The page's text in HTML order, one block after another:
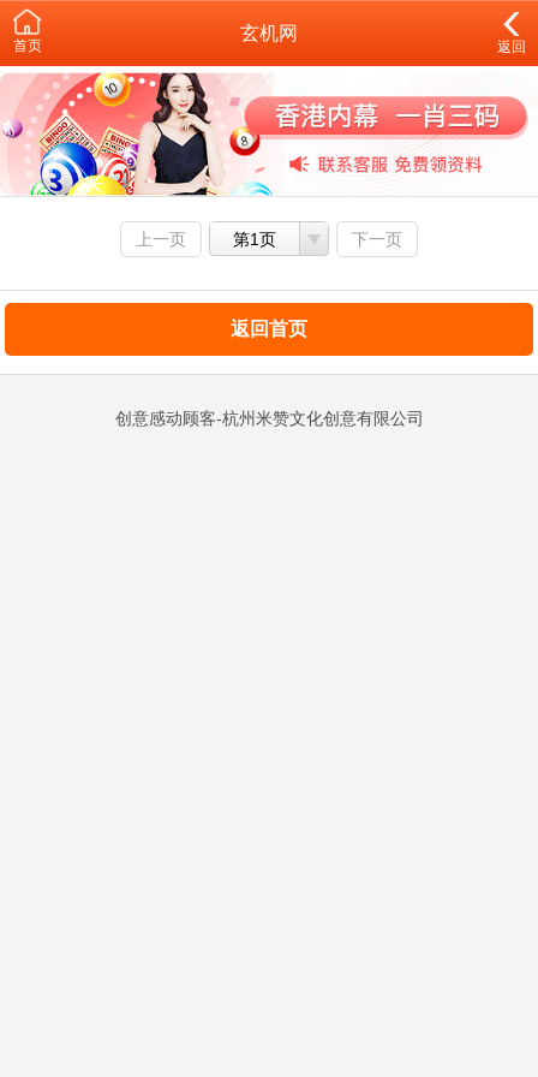
首页
玄机网
返回
上一页 第1页 下一页
返回首页
创意感动顾客-杭州米赞文化创意有限公司